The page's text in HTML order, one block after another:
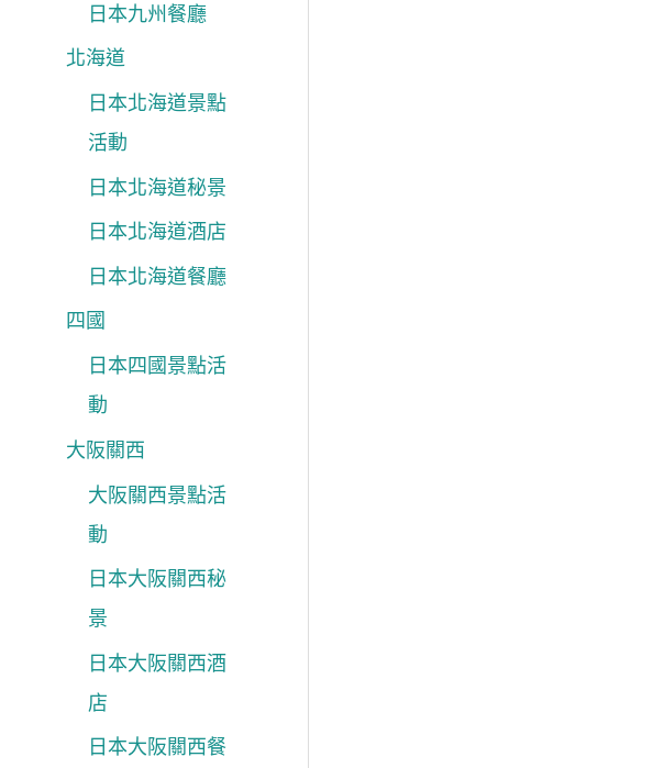
日本九州餐廳
北海道
日本北海道景點
活動
日本北海道秘景
日本北海道酒店
日本北海道餐廳
四國
日本四國景點活
動
大阪關西
大阪關西景點活
動
日本大阪關西秘
景
日本大阪關西酒
店
日本大阪關西餐